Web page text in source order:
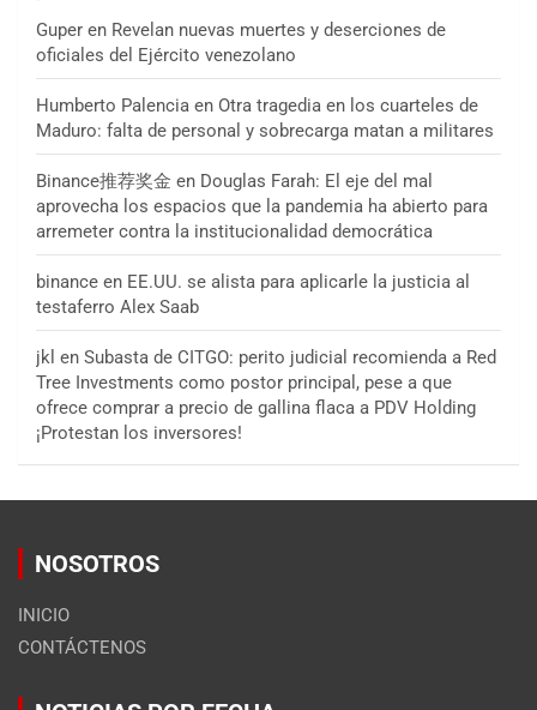
Guper en Revelan nuevas muertes y deserciones de
oficiales del Ejército venezolano
Humberto Palencia en Otra tragedia en los cuarteles de
Maduro: falta de personal y sobrecarga matan a militares
Binance推荐奖金 en Douglas Farah: El eje del mal
aprovecha los espacios que la pandemia ha abierto para
arremeter contra la institucionalidad democrática
binance en EE.UU. se alista para aplicarle la justicia al
testaferro Alex Saab
jkl en Subasta de CITGO: perito judicial recomienda a Red
Tree Investments como postor principal, pese a que
ofrece comprar a precio de gallina flaca a PDV Holding
¡Protestan los inversores!
NOSOTROS
INICIO
CONTÁCTENOS